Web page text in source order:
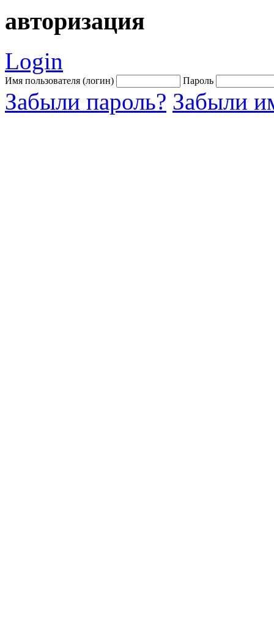
авторизация
Login
Имя пользователя (логин) Пароль
Забыли пароль? Забыли